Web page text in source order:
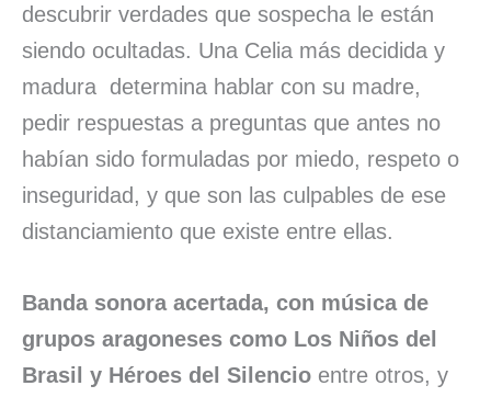
descubrir verdades que sospecha le están
siendo ocultadas. Una Celia más decidida y
madura determina hablar con su madre,
pedir respuestas a preguntas que antes no
habían sido formuladas por miedo, respeto o
inseguridad, y que son las culpables de ese
distanciamiento que existe entre ellas.
Banda sonora acertada, con música de
grupos aragoneses como Los Niños del
Brasil y Héroes del Silencio entre otros, y